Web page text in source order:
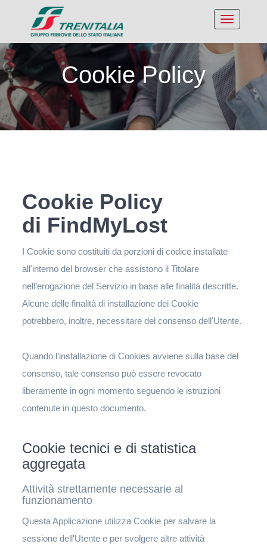
Cookie Policy
Cookie Policy
di FindMyLost
I Cookie sono costituiti da porzioni di codice installate
all'interno del browser che assistono il Titolare
nell’erogazione del Servizio in base alle finalità descritte.
Alcune delle finalità di installazione dei Cookie
potrebbero, inoltre, necessitare del consenso dell'Utente.
Quando l’installazione di Cookies avviene sulla base del
consenso, tale consenso può essere revocato
liberamente in ogni momento seguendo le istruzioni
contenute in questo documento.
Cookie tecnici e di statistica
aggregata
Attività strettamente necessarie al
funzionamento
Questa Applicazione utilizza Cookie per salvare la
sessione dell'Utente e per svolgere altre attività